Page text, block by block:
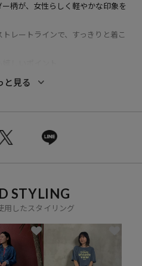
柄が、女性らしく軽やかな印象を
レートラインで、すっきりと着こ
として1枚でも楽しめます
ツを合わせると、スカートのシア
た着こなしに。
、いつものボトムに鮮度をプラス
す。
と見る
STYLING
用したスタイリング